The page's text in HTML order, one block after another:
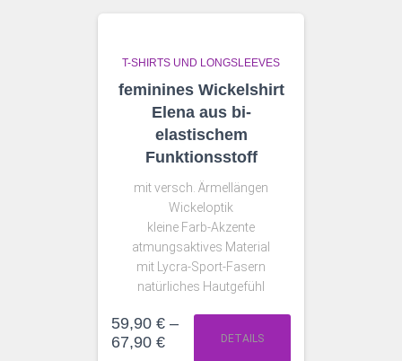
T-SHIRTS UND LONGSLEEVES
feminines Wickelshirt
Elena aus bi-
elastischem
Funktionsstoff
mit versch. Ärmellängen
Wickeloptik
kleine Farb-Akzente
atmungsaktives Material
mit Lycra-Sport-Fasern
natürliches Hautgefühl
59,90 € –
67,90 € DETAILS